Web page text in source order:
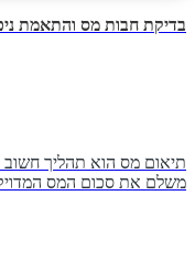
בדיקת חבות מס והתאמת
תיאום מס הוא תהליך
משלם את סכום המס